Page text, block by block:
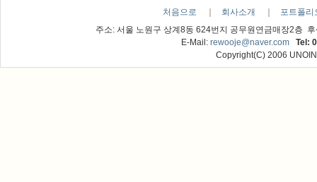
처음으로 회사소개
포트폴리
주소: 서울 노원구 상계8동 624번지 공무원연금매장2층
E-Mail: rewooje@naver.com
Tel:
Copyright(C) 2006